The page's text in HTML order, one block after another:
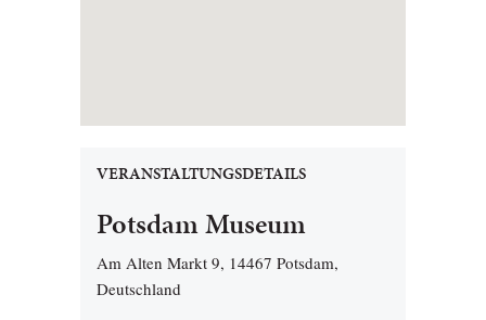
VERANSTALTUNGSDETAILS
Potsdam Museum
Am Alten Markt 9, 14467 Potsdam,
Deutschland